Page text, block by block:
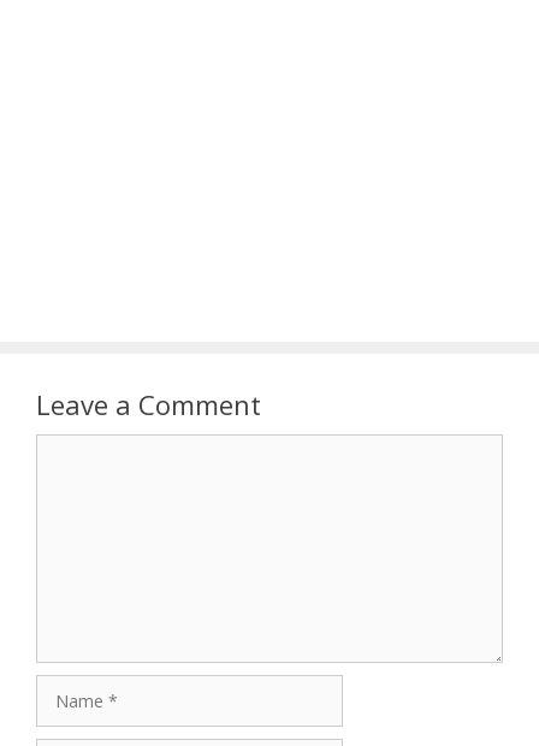
Leave a Comment